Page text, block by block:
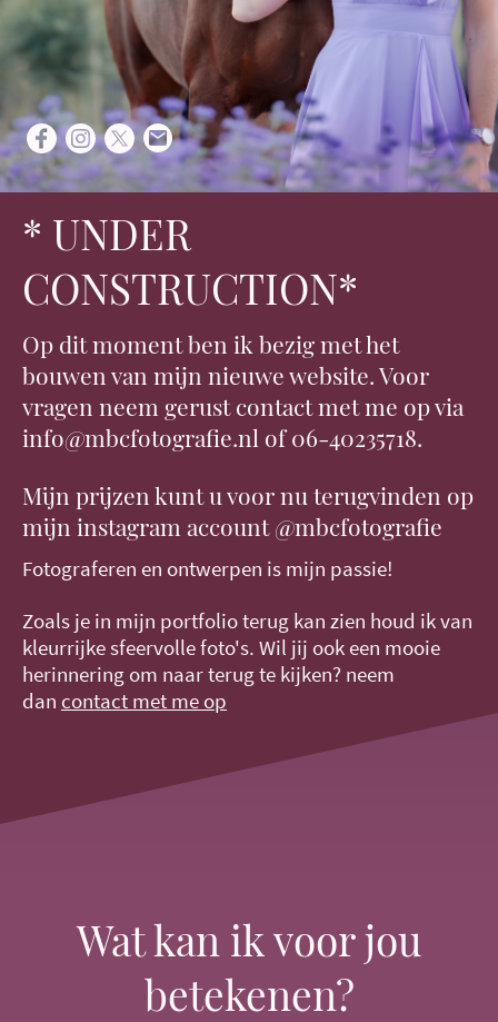
* UNDER
CONSTRUCTION*
Op dit moment ben ik bezig met het
bouwen van mijn nieuwe website. Voor
vragen neem gerust contact met me op via
info@mbcfotografie.nl of 06-40235718.
Mijn prijzen kunt u voor nu terugvinden op
mijn instagram account @mbcfotografie
Fotograferen en ontwerpen is mijn passie!
Zoals je in mijn portfolio terug kan zien houd ik van
kleurrijke sfeervolle foto's. Wil jij ook een mooie
herinnering om naar terug te kijken? neem
dan contact met me op
Wat kan ik voor jou
betekenen?